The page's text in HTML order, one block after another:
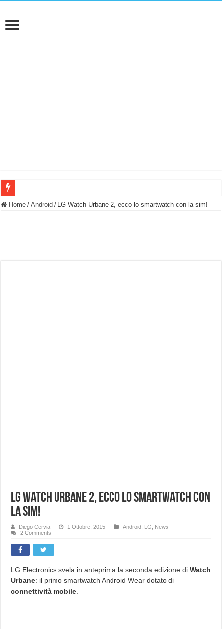
BASTA FATICARE! Questo robot tagliaerba lo appoggi e fa tutto lui! (Senza
Home / Android / LG Watch Urbane 2, ecco lo smartwatch con la sim!
LG Watch Urbane 2, ecco lo smartwatch con
la sim!
Diego Cervia 1 Ottobre, 2015 Android LG
News
2 Comments
LG Electronics svela in anteprima la seconda edizione diWatch
Urbane: il primo smartwatch Android Wear dotato di
connettività mobile